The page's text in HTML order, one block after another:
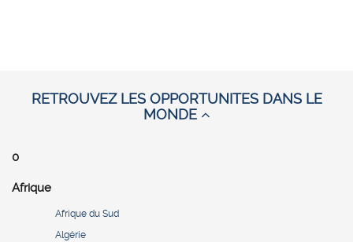
RETROUVEZ LES OPPORTUNITES DANS LE
MONDE
0
Afrique
Afrique du Sud
Algérie